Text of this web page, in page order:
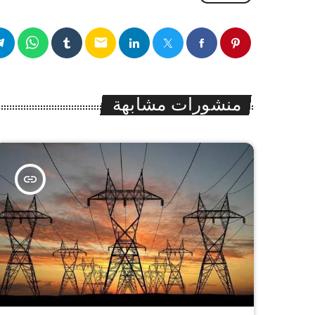
email
منشورات مشابهة
insert_link